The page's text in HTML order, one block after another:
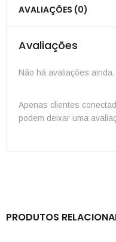
AVALIAÇÕES (0)
Avaliações
Não há avaliações ainda.
Apenas clientes
podem deixar uma
PRODUTOS